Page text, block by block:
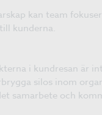
kan team
kunderna.
i kundresan är
silos inom
samarbete och